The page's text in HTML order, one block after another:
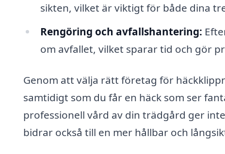
sikten, vilket är viktigt för både dina
Rengöring och avfallshantering:
om avfallet, vilket sparar tid och gör
Genom att välja rätt företag för
samtidigt som du får en häck som ser
professionell vård av din trädgård ger
bidrar också till en mer hållbar och